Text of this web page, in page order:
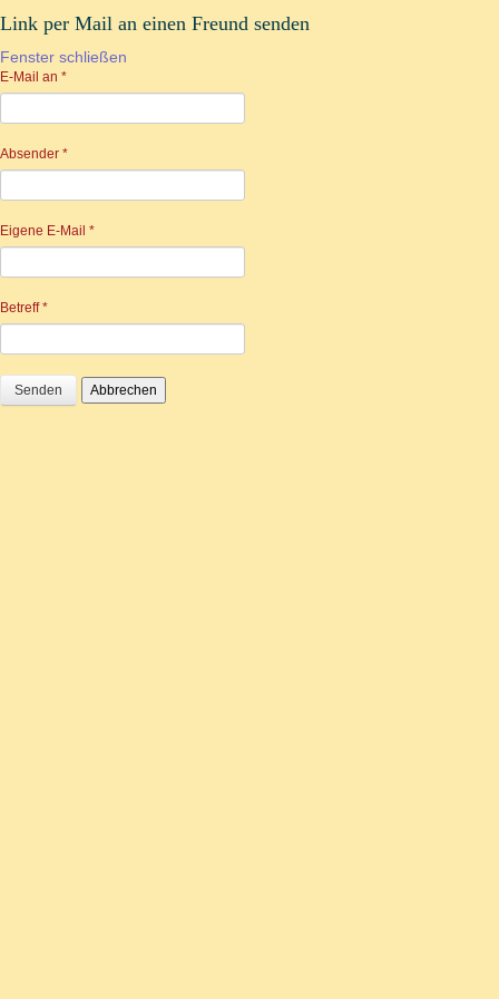
Link per Mail an einen Freund senden
Fenster schließen
E-Mail an *
Absender *
Eigene E-Mail *
Betreff*
Senden Abbrechen